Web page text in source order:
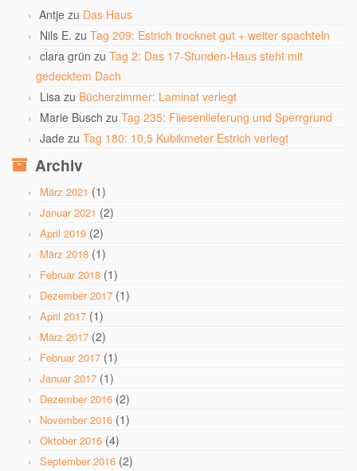
Antje zu Das Haus
Nils E. zu Tag 209: Estrich trocknet gut + weiter spachteln
clara grün zu Tag 2: Das 17-Stunden-Haus steht mit
gedecktem Dach
Lisa zu Bücherzimmer: Laminat verlegt
Marie Busch zu Tag 235: Fliesenlieferung und Sperrgrund
Jade zu Tag 180: 10,5 Kubikmeter Estrich verlegt
Archiv
März 2021 (1)
Januar 2021 (2)
April 2019 (2)
März 2018 (1)
Februar 2018 (1)
Dezember 2017 (1)
April 2017 (1)
März 2017 (2)
Februar 2017 (1)
Januar 2017 (1)
Dezember 2016 (2)
November 2016 (1)
Oktober 2016 (4)
September 2016 (2)